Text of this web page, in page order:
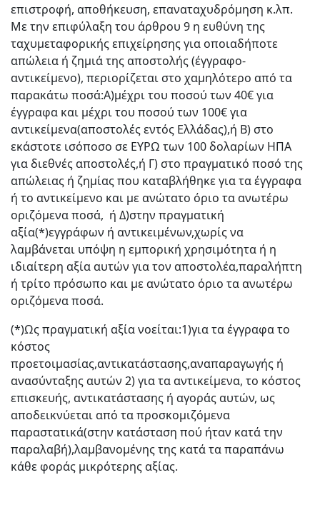
επιστροφή, αποθήκευση, επαναταχυδρόμηση κ.λπ.
Με την επιφύλαξη του άρθρου 9 η ευθύνη της
ταχυμεταφορικής επιχείρησης για οποιαδήποτε
απώλεια ή ζημιά της αποστολής (έγγραφο-
αντικείμενο), περιορίζεται στο χαμηλότερο από τα
παρακάτω ποσά:Α)μέχρι του ποσού των 40€ για
έγγραφα και μέχρι του ποσού των 100€ για
αντικείμενα(αποστολές εντός Ελλάδας),ή Β) στο
εκάστοτε ισόποσο σε ΕΥΡΩ των 100 δολαρίων ΗΠΑ
για διεθνές αποστολές,ή Γ) στο πραγματικό ποσό της
απώλειας ή ζημίας που καταβλήθηκε για τα έγγραφα
ή το αντικείμενο και με ανώτατο όριο τα ανωτέρω
οριζόμενα ποσά, ή Δ)στην πραγματική
αξία(*)εγγράφων ή αντικειμένων,χωρίς να
λαμβάνεται υπόψη η εμπορική χρησιμότητα ή η
ιδιαίτερη αξία αυτών για τον αποστολέα,παραλήπτη
ή τρίτο πρόσωπο και με ανώτατο όριο τα ανωτέρω
οριζόμενα ποσά.
(*)Ως πραγματική αξία νοείται:1)για τα έγγραφα το
κόστος
προετοιμασίας,αντικατάστασης,αναπαραγωγής ή
ανασύνταξης αυτών 2) για τα αντικείμενα, το κόστος
επισκευής, αντικατάστασης ή αγοράς αυτών, ως
αποδεικνύεται από τα προσκομιζόμενα
παραστατικά(στην κατάσταση πού ήταν κατά την
παραλαβή),λαμβανομένης της κατά τα παραπάνω
κάθε φοράς μικρότερης αξίας.